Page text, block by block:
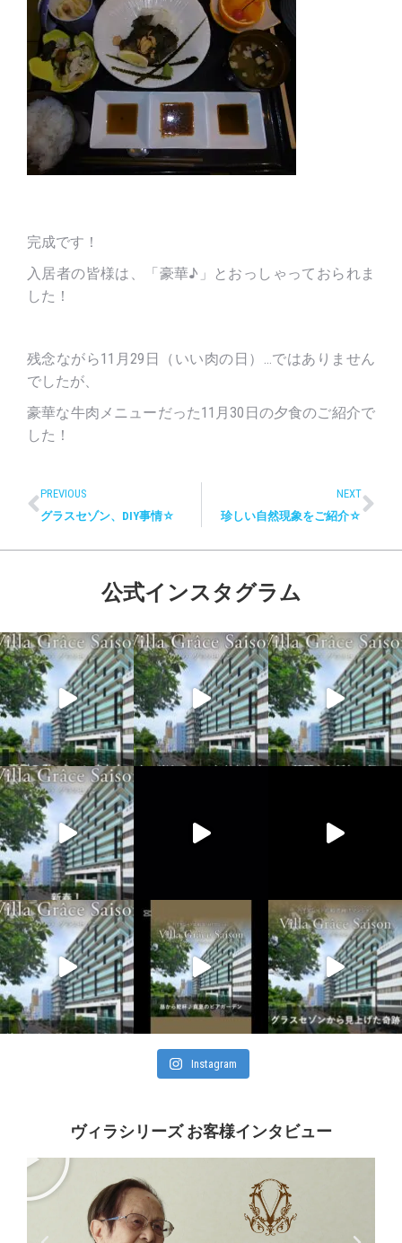
完成です！
入居者の皆様は、「豪華♪」とおっしゃっておられま
した！
残念ながら11月29日（いい肉の日）…ではありません
でしたが、
豪華な牛肉メニューだった11月30日の夕食のご紹介で
した！
PREVIOUS
グラスセゾン、DIY事情☆
NEXT
珍しい自然現象をご紹介☆
公式インスタグラム
Instagram
ヴィラシリーズ お客様インタビュー